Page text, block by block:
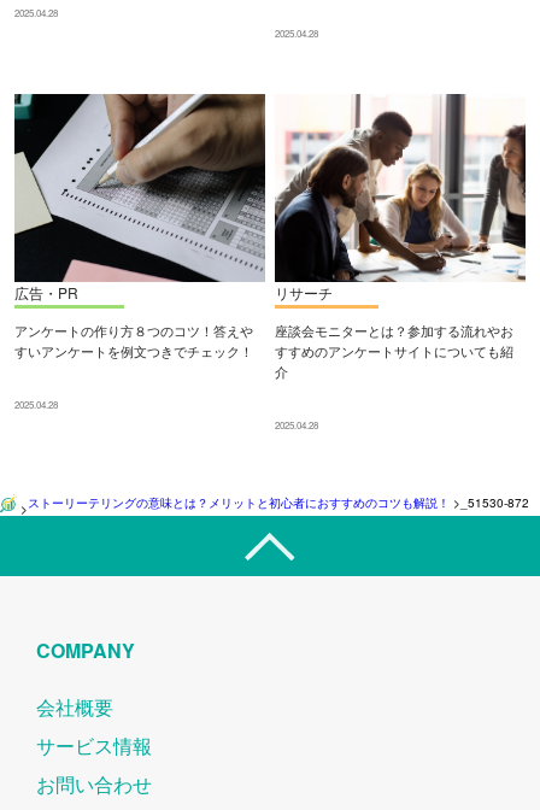
2025.04.28
2025.04.28
広告・PR
アンケートの作り方８つのコツ！答えや
すいアンケートを例文つきでチェック！
2025.04.28
リサーチ
座談会モニターとは？参加する流れやお
すすめのアンケートサイトについても紹
介
2025.04.28
>ストーリーテリングの意味とは？メリットと初心者におすすめのコツも解説！ > _51530-872
COMPANY
会社概要
サービス情報
お問い合わせ